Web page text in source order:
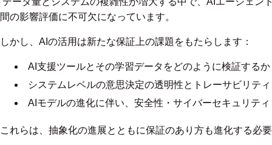
間の影響評価に不可欠になっています。
しかし、AIの活用は新たな保証上の課題をもたらします：
AI支援ツールとその学習データをどのように検証するか
システムレベルの意思決定の透明性とトレーサビリテ
AIモデルの進化に伴い、安全性・サイバーセキュリテ
これらは、抽象化の進展とともに保証のあり方も進化する必